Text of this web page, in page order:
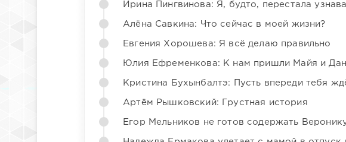
Ирина Пингвинова: Я, будто, перестала
Алёна Савкина: Что сейчас в моей жизни?
Евгения Хорошева: Я всё делаю правильно
Юлия Ефременкова: К нам пришли Майя и Дан
Кристина Бухынбалтэ: Пусть впереди тебя
Артём Рышковский: Грустная история
Егор Мельников не готов содержать